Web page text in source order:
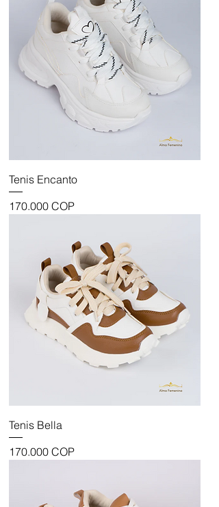
Tenis Encanto
Precio
170.000 COP
Tenis Bella
Precio
170.000 COP